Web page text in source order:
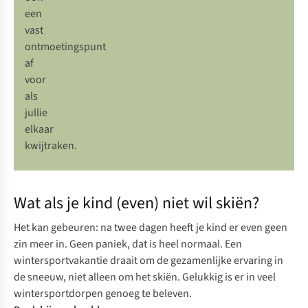
een
vast
ontmoetingspunt
af
voor
als
jullie
elkaar
kwijtraken.
Wat als je kind (even) niet wil skiën?
Het kan gebeuren: na twee dagen heeft je kind er even geen
zin meer in. Geen paniek, dat is heel normaal. Een
wintersportvakantie draait om de gezamenlijke ervaring in
de sneeuw, niet alleen om het skiën. Gelukkig is er in veel
wintersportdorpen genoeg te beleven.